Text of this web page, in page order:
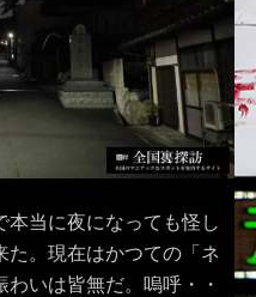
本当に夜になっても怪し
た。現在はかつての「ネ
いは皆無だ。嗚呼・・